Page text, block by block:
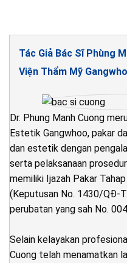
Tác Giả Bác Sĩ Phùng
Viện Thẩm Mỹ
Dr. Phung Manh Cuong
Estetik Gangwhoo, pakar
dan estetik dengan
serta pelaksanaan
memiliki Ijazah Pakar
(Keputusan No. 1430/QĐ-
perubatan yang sah No.
Selain kelayakan
Cuong telah menamatkan